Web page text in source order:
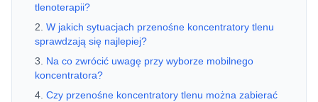
tlenoterapii?
W jakich sytuacjach przenośne koncentratory tlenu
sprawdzają się najlepiej?
Na co zwrócić uwagę przy wyborze mobilnego
koncentratora?
Czy przenośne koncentratory tlenu można zabierać